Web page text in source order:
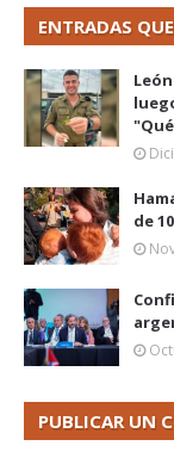
ENTRADAS
de
PUBLICAR UN